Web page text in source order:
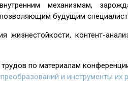
механизмам,
будущим
жизнестойкости, контент-
по материалам
и инструменты их